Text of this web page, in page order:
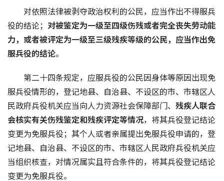
对依照法律被剥夺政治权利的公民，应当作出不得服兵
役的结论； 对被鉴定为一级至四级伤残或者完全丧失劳动能
力，或者被评定为一级至三级残疾等级的公民，应当作出免
服兵役的结论。
第二十四条规定，应服兵役的公民因身体等原因出现免
服兵役情形的，登记地县、自治县、不设区的市、市辖区人
民政府兵役机关应当向人力资源社会保障部门、 残疾人联合
会核实有关伤残鉴定和残疾评定等情况，将其兵役登记结论
变更为免服兵役；其个人或者亲属提出免服兵役申请的，登
记地县、自治县、不设区的市、市辖区人民政府兵役机关应
当组织核查，对情况属实且符合条件的，将其兵役登记结论
变更为免服兵役。